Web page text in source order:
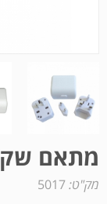
מתאם
מק"ט: 5017